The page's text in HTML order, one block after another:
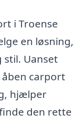
i Troense
en løsning,
Uanset
carport
hjælper
den rette